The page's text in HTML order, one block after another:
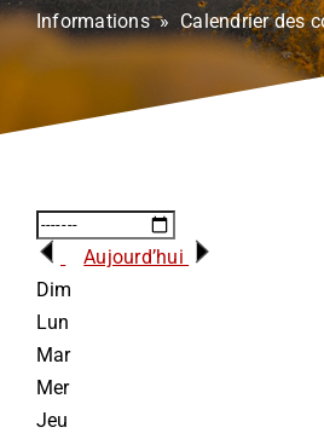
SERVICES AUX MEMBRES
FEMMES UNIES
INFORMATIONS
NOUS JOINDRE
Informations » Calendrier des
Aujourd’hui
Dim
Lun
Mar
Mer
Jeu